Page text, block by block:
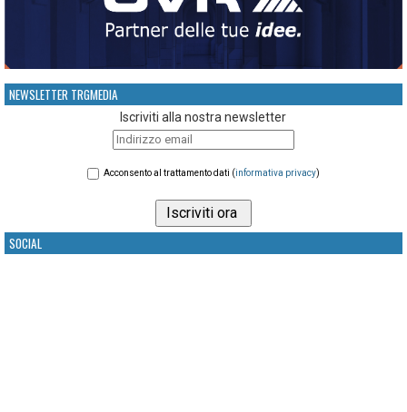
NEWSLETTER TRGMEDIA
Iscriviti alla nostra newsletter
Acconsento al trattamento dati (informativa privacy)
SOCIAL